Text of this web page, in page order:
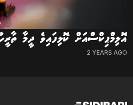
އޮލިމްޕިކްސްއަށް ކޮލިފައިވެ ދީމާ
2 YEARS AGO